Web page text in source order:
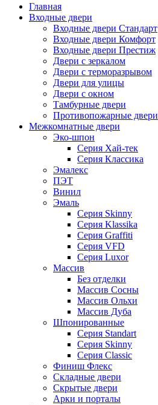
Главная
Входные двери
Входные двери Стандарт
Входные двери Комфорт
Входные двери Престиж
Двери с зеркалом
Двери с терморазрывом
Двери для улицы
Двери с окном
Тамбурные двери
Противопожарные двери
Межкомнатные двери
Эко-шпон
Серия Хай-тек
Серия Классика
Эмалекс
ПЭТ
Винил
Эмаль
Серия Skinny
Серия Klassika
Серия Graffiti
Серия VFD
Серия Luxor
Массив
Без отделки
Массив Сосны
Массив Ольхи
Массив Дуба
Шпонированные
Серия Standart
Серия Skinny
Серия Classic
Финиш Флекс
Складные двери
Скрытые двери
Арки и порталы